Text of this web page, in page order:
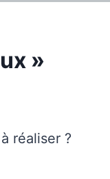
»
réaliser ?